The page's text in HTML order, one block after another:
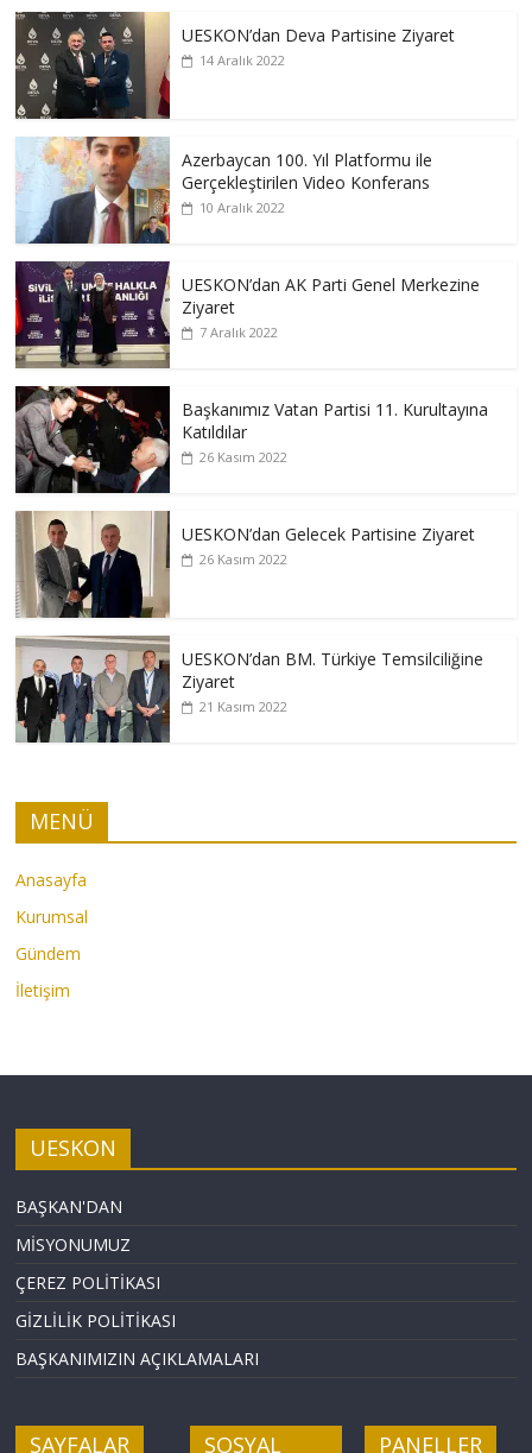
UESKON’dan Deva Partisine Ziyaret
14 Aralık 2022
Azerbaycan 100. Yıl Platformu ile
Gerçekleştirilen Video Konferans
10 Aralık 2022
UESKON’dan AK Parti Genel Merkezine
Ziyaret
7 Aralık 2022
Başkanımız Vatan Partisi 11. Kurultayına
Katıldılar
26 Kasım 2022
UESKON’dan Gelecek Partisine Ziyaret
26 Kasım 2022
UESKON’dan BM. Türkiye Temsilciliğine
Ziyaret
21 Kasım 2022
MENÜ
Anasayfa
Kurumsal
Gündem
İletişim
UESKON
BAŞKAN'DAN
MİSYONUMUZ
ÇEREZ POLİTİKASI
GİZLİLİK POLİTİKASI
BAŞKANIMIZIN AÇIKLAMALARI
SAYFALAR SOSYAL PANELLER